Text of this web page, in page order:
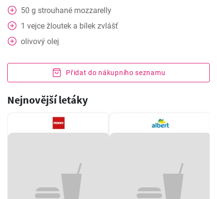
50 g strouhané mozzarelly
1 vejce žloutek a bílek zvlášť
olivový olej
Přidat do nákupního seznamu
Nejnovější letáky